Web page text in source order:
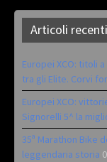
Articoli recenti
Europei XCO: titoli
tra gli Elite. Corvi
Europei XCO:
Signorelli 5^ la
35ª Marathon Bike
leggendaria storia